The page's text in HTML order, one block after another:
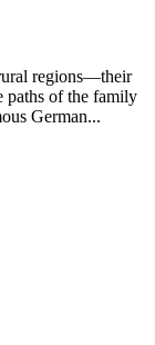
regions—their
paths of the family
German...